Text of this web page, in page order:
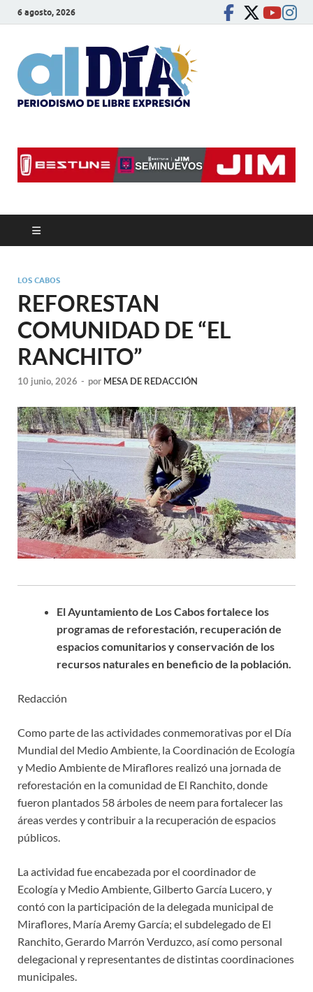
6 agosto, 2026
LOS CABOS
REFORESTAN
COMUNIDAD DE “EL
RANCHITO”
10 junio, 2026 - por MESA DE REDACCIÓN
El Ayuntamiento de Los Cabos fortalece los
programas de reforestación, recuperación de
espacios comunitarios y conservación de los
recursos naturales en beneficio de la población.
Redacción
Como parte de las actividades conmemorativas por el Día
Mundial del Medio Ambiente, la Coordinación de Ecología
y Medio Ambiente de Miraflores realizó una jornada de
reforestación en la comunidad de El Ranchito, donde
fueron plantados 58 árboles de neem para fortalecer las
áreas verdes y contribuir a la recuperación de espacios
públicos.
La actividad fue encabezada por el coordinador de
Ecología y Medio Ambiente, Gilberto García Lucero, y
contó con la participación de la delegada municipal de
Miraflores, María Aremy García; el subdelegado de El
Ranchito, Gerardo Marrón Verduzco, así como personal
delegacional y representantes de distintas coordinaciones
municipales.